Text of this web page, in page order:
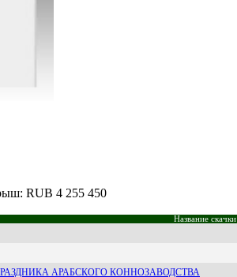
RUB 4 255 450
Название скачки
АРАБСКОГО КОННОЗАВОДСТВА